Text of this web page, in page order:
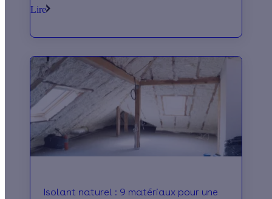
confort thermique en supprimant les
plafond. Financez vos travaux à l'aide
de la prime Effy !
Lire
Isolant naturel : 9 matériaux pour une